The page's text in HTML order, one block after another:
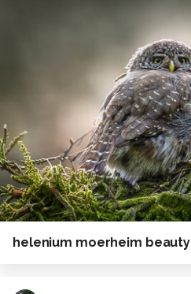
helenium moerheim beauty